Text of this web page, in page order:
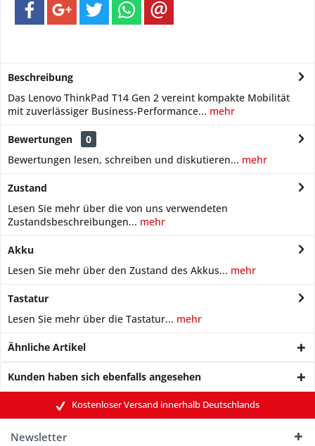
Beschreibung
Das Lenovo ThinkPad T14 Gen 2 vereint kompakte Mobilität
mit zuverlässiger Business-Performance... mehr
Bewertungen
0
Bewertungen lesen, schreiben und diskutieren... mehr
Zustand
Lesen Sie mehr über die von uns verwendeten
Zustandsbeschreibungen... mehr
Akku
Lesen Sie mehr über den Zustand des Akkus... mehr
Tastatur
Lesen Sie mehr über die Tastatur... mehr
Ähnliche Artikel
Kunden haben sich ebenfalls angesehen
Kostenloser Versand innerhalb Deutschlands
Newsletter